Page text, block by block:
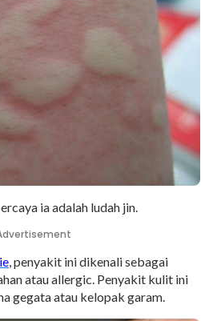
ia adalah ludah jin.
, penyakit ini dikenali sebagai
atau allergic. Penyakit kulit ini
gegata atau kelopak garam.